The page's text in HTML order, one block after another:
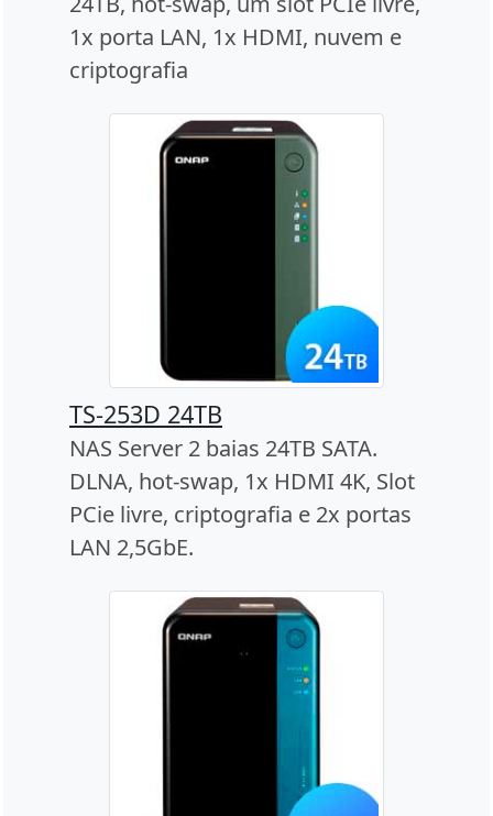
1x porta LAN, 1x HDMI, nuvem e
criptografia
TS-253D 24TB
NAS Server 2 baias 24TB SATA.
DLNA, hot-swap, 1x HDMI 4K, Slot
PCie livre, criptografia e 2x portas
LAN 2,5GbE.